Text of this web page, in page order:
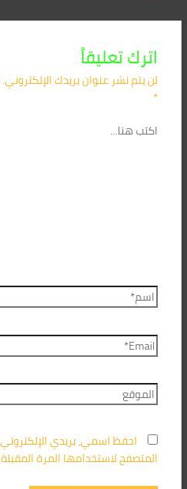
اترك تعليقاً
لن يتم نشر عنوان بريدك الإلكتروني.
*
احفظ اسمي، بريدي
المتصفح لاستخدامها المرة